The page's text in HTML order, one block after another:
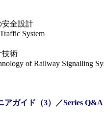
全設計
System
技術
of Railway Signalling
アガイド（3）／Series